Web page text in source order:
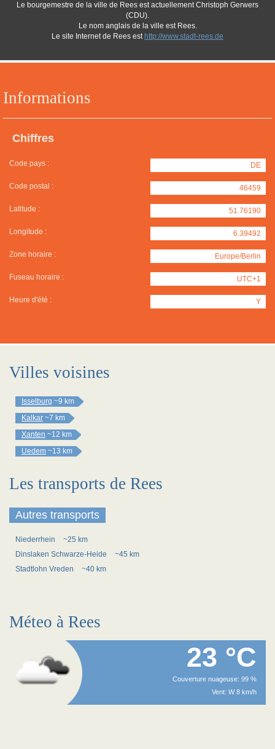
Informations
Chiffres
Code pays : DE
Code postal : 46459
Latitude : 51.76190
Longitude : 6.39492
Zone horaire : Europe/Berlin
Fuseau horaire : UTC+1
Heure d'été : Y
Le bourgemestre de la ville de Rees est actuellement Christoph Gerwers
(CDU).
Le nom anglais de la ville est Rees.
Le site Internet de Rees est http://www.stadt-rees.de
Villes voisines
Isselburg ~9 km
Kalkar ~7 km
Xanten ~12 km
Uedem ~13 km
Les transports de Rees
Autres transports
Niederrhein
~25 km
Dinslaken Schwarze-Heide
~45 km
Stadtlohn Vreden
~40 km
Méteo à Rees
23 °C
Couverture nuageuse: 99 %
Vent: W 8 km/h